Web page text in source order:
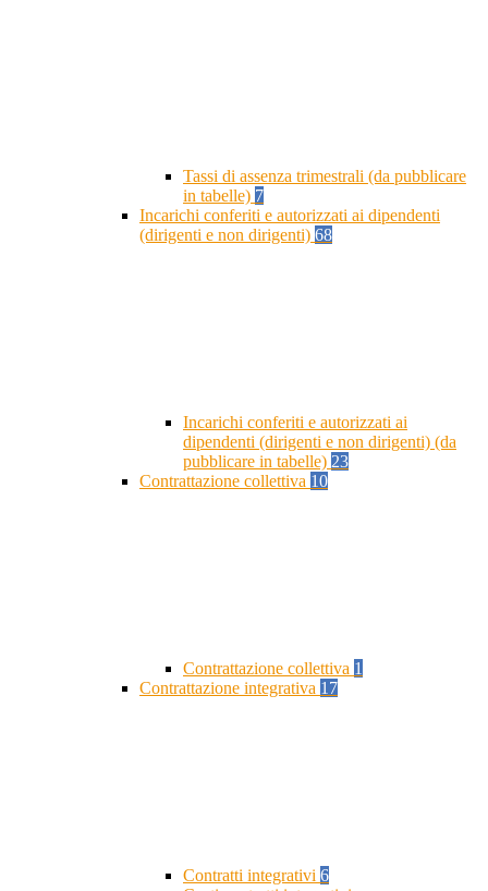
Tassi di assenza trimestrali (da pubblicare
in tabelle) 7
Incarichi conferiti e autorizzati ai dipendenti
(dirigenti e non dirigenti) 68
Incarichi conferiti e autorizzati ai
dipendenti (dirigenti e non dirigenti) (da
pubblicare in tabelle) 23
Contrattazione collettiva 10
Contrattazione collettiva 1
Contrattazione integrativa 17
Contratti integrativi 6